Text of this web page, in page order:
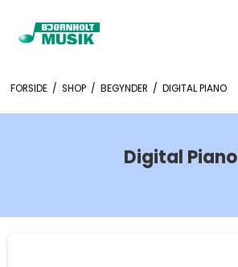
FORSIDE / SHOP / BEGYNDER / DIGITAL PIANO
Digital Piano